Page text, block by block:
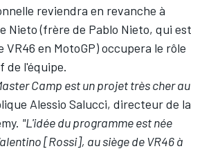
reviendra en revanche à
Nieto (frère de Pablo Nieto, qui est
VR46 en MotoGP) occupera le rôle
de l'équipe.
Camp est un projet très cher au
Alessio Salucci, directeur de la
"L'idée du programme est née
[Rossi], au siège de VR46 à